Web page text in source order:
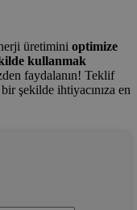
üretimini optimize
kullanmak
faydalanın! Teklif
bir şekilde ihtiyacınıza en